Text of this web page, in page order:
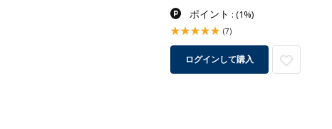
ポイント : (1%)
(7)
ログインして購入